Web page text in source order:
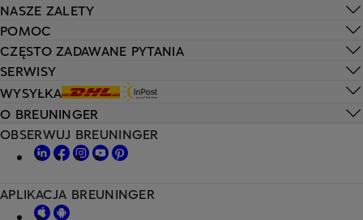
POMOC
CZĘSTO ZADAWANE PYTANIA
SERWISY
WYSYŁKA
NASZE ZALETY
O BREUNINGER
OBSERWUJ BREUNINGER
APLIKACJA BREUNINGER